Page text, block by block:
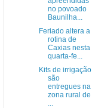
no povoado
Baunilha...
Feriado altera a
rotina de
Caxias nesta
quarta-fe...
Kits de irrigação
são
entregues na
zona rural de
...